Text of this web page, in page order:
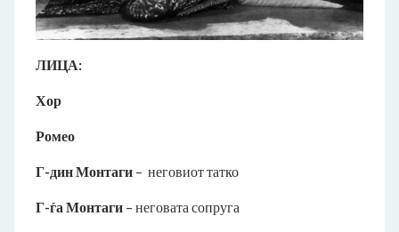
ЛИЦА:
Хор
Ромео
Г-динМонтаги – неговиот татко
Г-ѓа Монтаги – неговата сопруга